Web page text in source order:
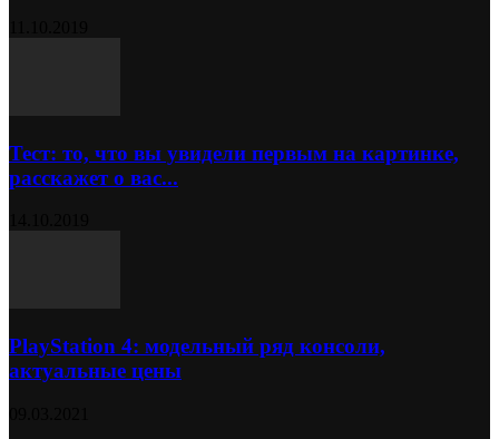
Тест: то, что вы увидели первым на картинке,
расскажет о вас...
PlayStation 4: модельный ряд консоли,
актуальные цены